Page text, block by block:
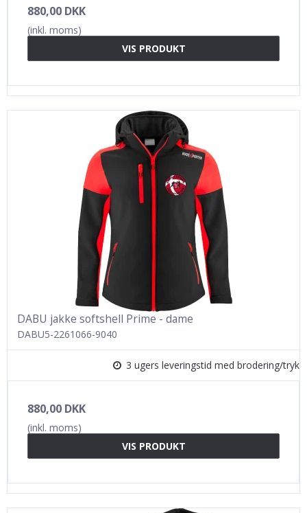
880,00 DKK
(inkl. moms)
VIS PRODUKT
DABU jakke softshell Prime - dame
DABU5-2261066-9040
3 ugers leveringstid med brodering/tryk
880,00 DKK
(inkl. moms)
VIS PRODUKT